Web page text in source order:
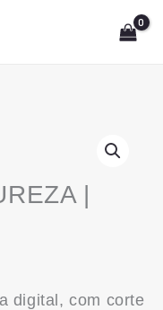
|
65,00
digital, com corte